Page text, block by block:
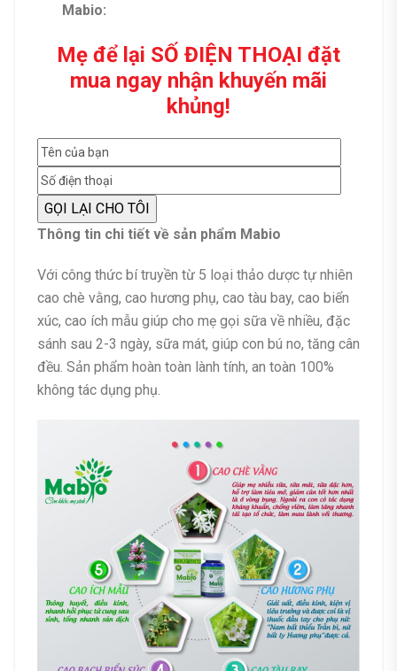
Mabio:
Mẹ để lại SỐ ĐIỆN THOẠI đặt
mua ngay nhận khuyến mãi
khủng!
Thông tin chi tiết về sản phẩm Mabio
Với công thức bí truyền từ 5 loại thảo dược tự nhiên
cao chè vằng, cao hương phụ, cao tàu bay, cao biển
xúc, cao ích mẫu giúp cho mẹ gọi sữa về nhiều, đặc
sánh sau 2-3 ngày, sữa mát, giúp con bú no, tăng cân
đều. Sản phẩm hoàn toàn lành tính, an toàn 100%
không tác dụng phụ.